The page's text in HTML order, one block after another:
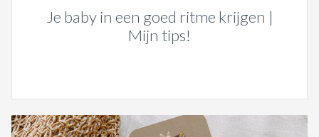
Je baby in een goed ritme krijgen |
Mijn tips!